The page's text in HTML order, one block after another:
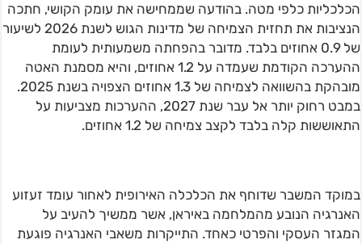
הכלכליות כלפי מטה. בהודעה שממחישה את עומק הקושי, חתכה
הנציבות את תחזית הצמיחה של מדינות הגוש לשנת 2026 לשיעור
של 0.9 אחוזים בלבד. מדובר בהפחתה משמעותית לעומת
ההערכה הקודמת שעמדה על 1.2 אחוזים, והיא מסמנת האטה
מובהקת בהשוואה לצמיחה של 1.3 אחוזים הצפויה בשנת 2025.
במבט רחוק יותר אל עבר שנת 2027, ההערכות מצביעות על
התאוששות קלה בלבד לקצב צמיחה של 1.2 אחוזים.
במוקד המשבר שדוחף את הכלכלה האירופית לאחור עומד זעזוע
האנרגיה הנובע מהמלחמה באיראן, אשר ממשיך להעיב על
המגזר העסקי והפרטי כאחד. התייקרות משאבי האנרגיה פוגעת